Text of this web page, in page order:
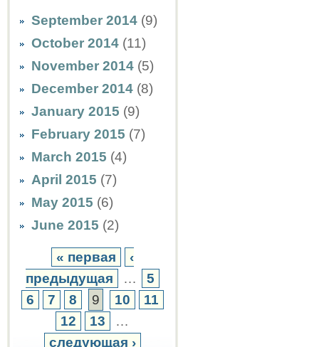
September 2014 (9)
October 2014 (11)
November 2014 (5)
December 2014 (8)
January 2015 (9)
February 2015 (7)
March 2015 (4)
April 2015 (7)
May 2015 (6)
June 2015 (2)
« первая
‹
предыдущая
…
5
6
7 8 9 10
11
12
13
…
следующая ›